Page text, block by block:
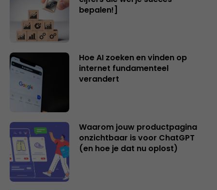
bepalen!]
Hoe AI zoeken en vinden op
internet fundamenteel
verandert
Waarom jouw productpagina
onzichtbaar is voor ChatGPT
(en hoe je dat nu oplost)